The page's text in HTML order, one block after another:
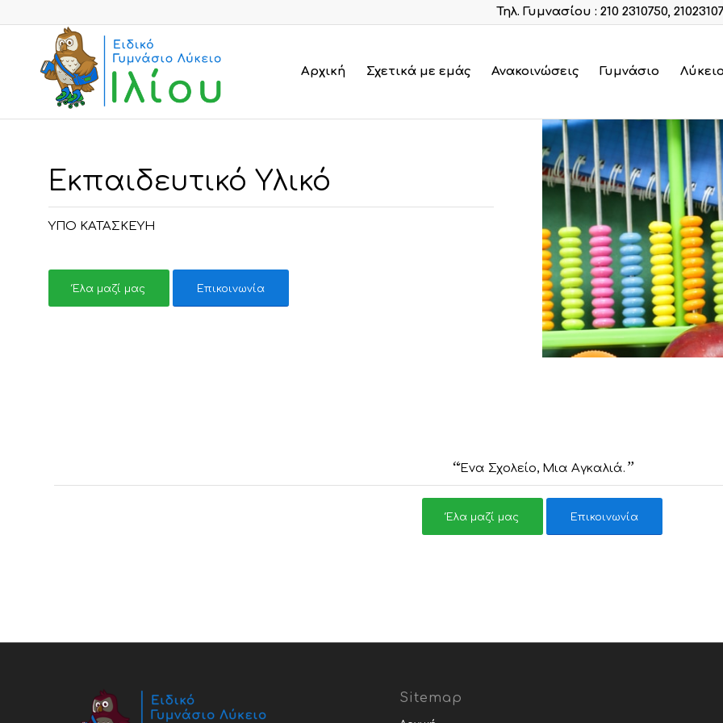
Τηλ. Γυμνασίου : 210 2310750,
Αρχική Σχετικά με εμάς Ανακοινώσεις Γυμνάσιο Λύκειο
Εκπαιδευτικό Υλικό
ΥΠΟ ΚΑΤΑΣΚΕΥΗ
Έλα μαζί μας Επικοινωνία
“Ένα Σχολείο, Μια Αγκαλιά. ”
Έλα μαζί μας Επικοινωνία
Sitemap